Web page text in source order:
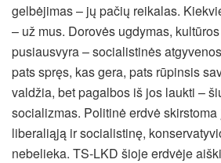
gelbėjimas – jų pačių reikalas.
– už mus. Dorovės ugdymas,
pusiausvyra – socialistinės
pats spręs, kas gera, pats rūpinsis
valdžia, bet pagalbos iš jos laukti –
socializmas. Politinė erdvė
liberaliąją ir socialistinę,
nebelieka. TS-LKD šioje erdvėje